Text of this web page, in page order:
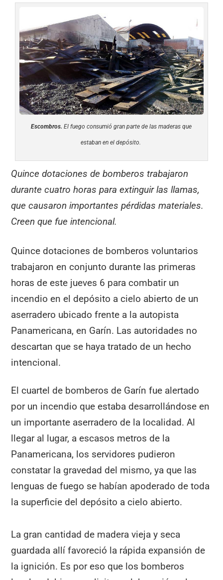
Escombros. El fuego consumió gran parte de las maderas que
estaban en el depósito.
Quince dotaciones de bomberos trabajaron
durante cuatro horas para extinguir las llamas,
que causaron importantes pérdidas materiales.
Creen que fue intencional.
Quince dotaciones de bomberos voluntarios
trabajaron en conjunto durante las primeras
horas de este jueves 6 para combatir un
incendio en el depósito a cielo abierto de un
aserradero ubicado frente a la autopista
Panamericana, en Garín. Las autoridades no
descartan que se haya tratado de un hecho
intencional.
El cuartel de bomberos de Garín fue alertado
por un incendio que estaba desarrollándose en
un importante aserradero de la localidad. Al
llegar al lugar, a escasos metros de la
Panamericana, los servidores pudieron
constatar la gravedad del mismo, ya que las
lenguas de fuego se habían apoderado de toda
la superficie del depósito a cielo abierto.
La gran cantidad de madera vieja y seca
guardada allí favoreció la rápida expansión de
la ignición. Es por eso que los bomberos